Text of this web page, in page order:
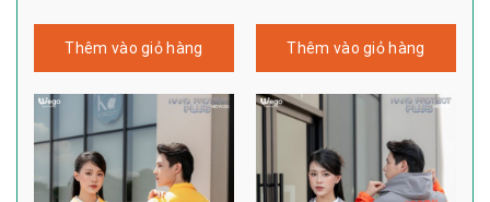
Thêm vào giỏ hàng Thêm vào giỏ hàng